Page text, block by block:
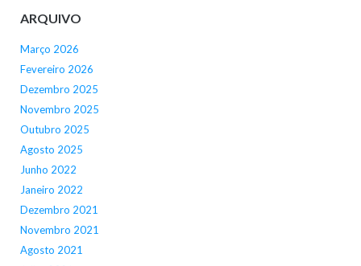
ARQUIVO
Março 2026
Fevereiro 2026
Dezembro 2025
Novembro 2025
Outubro 2025
Agosto 2025
Junho 2022
Janeiro 2022
Dezembro 2021
Novembro 2021
Agosto 2021